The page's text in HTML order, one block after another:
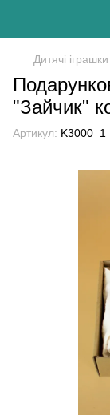
Дитячі іграшки
"Зайчик"
Артикул: K3000_1